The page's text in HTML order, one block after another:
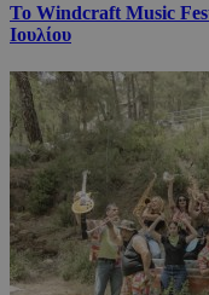
Το Windcraft Music
Ιουλίου